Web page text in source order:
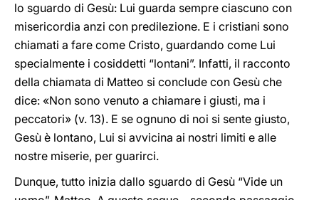
lo sguardo di Gesù: Lui guarda sempre ciascuno con
misericordia anzi con predilezione. E i cristiani sono
chiamati a fare come Cristo, guardando come Lui
specialmente i cosiddetti “lontani”. Infatti, il racconto
della chiamata di Matteo si conclude con Gesù che
dice: «Non sono venuto a chiamare i giusti, ma i
peccatori» (v. 13). E se ognuno di noi si sente giusto,
Gesù è lontano, Lui si avvicina ai nostri limiti e alle
nostre miserie, per guarirci.
Dunque, tutto inizia dallo sguardo di Gesù “Vide un